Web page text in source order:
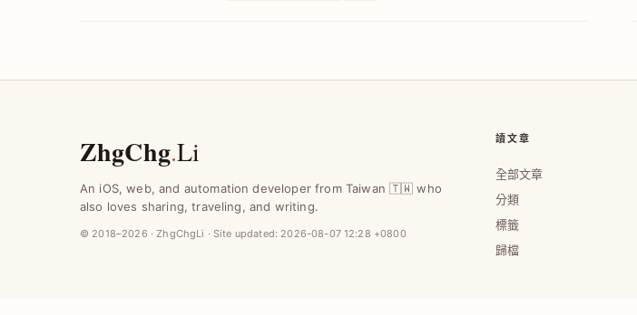
ZhgChg.Li
An iOS, web, and automation developer from Taiwan 🇹🇼 who
also loves sharing, traveling, and writing.
© 2018–2026 · ZhgChgLi · Site updated: 2026-08-07 12:28 +0800
讀文章
全部文章
分類
標籤
歸檔